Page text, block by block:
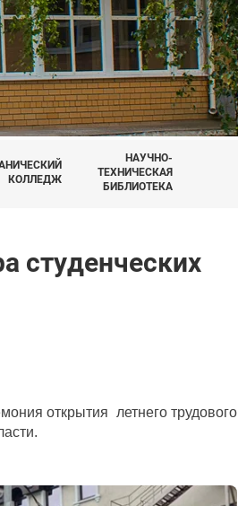
КОЛЛЕДЖ
НАУЧНО-
ТЕХНИЧЕСКАЯ
БИБЛИОТЕКА
студенческих
открытия летнего трудового